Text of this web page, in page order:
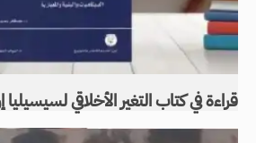
قراءة في كتاب التغير الأخلاقي